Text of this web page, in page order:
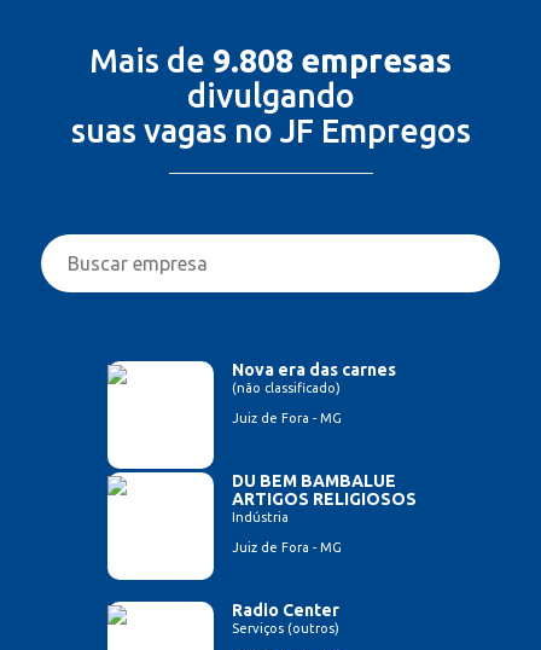
Mais de 9.808 empresas
divulgando
suas vagas no JF Empregos
Nova era das carnes
(não classificado)
Juiz de Fora - MG
DU BEM BAMBALUE
ARTIGOS RELIGIOSOS
Indústria
Juiz de Fora - MG
Radio Center
Serviços (outros)